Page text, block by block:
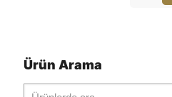
Ürün Arama